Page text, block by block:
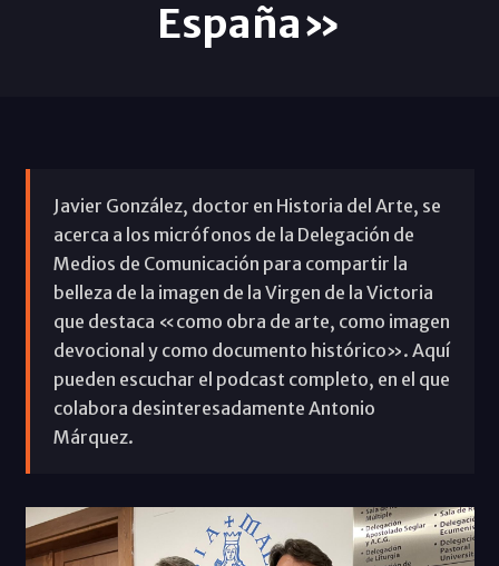
España»
Javier González, doctor en Historia del Arte, se
acerca a los micrófonos de la Delegación de
Medios de Comunicación para compartir la
belleza de la imagen de la Virgen de la Victoria
que destaca «como obra de arte, como imagen
devocional y como documento histórico». Aquí
pueden escuchar el podcast completo, en el que
colabora desinteresadamente Antonio
Márquez.